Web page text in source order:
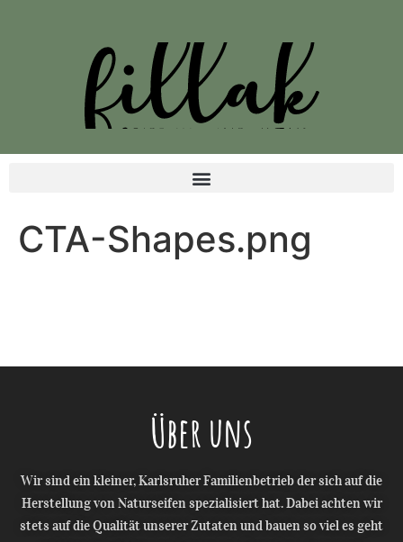
CTA-Shapes.png
Über uns
Wir sind ein kleiner, Karlsruher Familienbetrieb der sich auf die
Herstellung von Naturseifen spezialisiert hat. Dabei achten wir
stets auf die Qualität unserer Zutaten und bauen so viel es geht